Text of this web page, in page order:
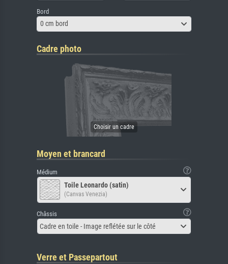
Bord
0 cm bord
Cadre photo
Moyen et brancard
Médium
Toile Leonardo (satin)
(Canvas Venezia)
Châssis
Cadre en toile - Image reflétée sur le côté
Verre et Passepartout